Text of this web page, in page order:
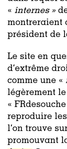
« internes »
montreraient
président de
Le site en
d’extrême
comme une «
légèrement
«
reproduire
l’on trouve
promouvant